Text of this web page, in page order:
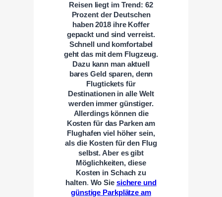
Reisen liegt im Trend: 62
Prozent der Deutschen
haben 2018 ihre Koffer
gepackt und sind verreist.
Schnell und komfortabel
geht das mit dem Flugzeug.
Dazu kann man aktuell
bares Geld sparen, denn
Flugtickets für
Destinationen in alle Welt
werden immer günstiger.
Allerdings können die
Kosten für das Parken am
Flughafen viel höher sein,
als die Kosten für den Flug
selbst. Aber es gibt
Möglichkeiten, diese
Kosten in Schach zu
halten. Wo Sie sichere und
günstige Parkplätze am